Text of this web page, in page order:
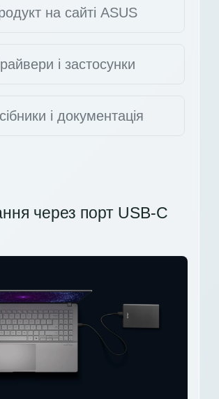
на сайті ASUS
і застосунки
і документація
через порт USB-C